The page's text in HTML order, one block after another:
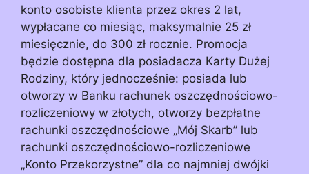
konto osobiste klienta przez okres 2 lat,
wypłacane co miesiąc, maksymalnie 25 zł
miesięcznie, do 300 zł rocznie. Promocja
będzie dostępna dla posiadacza Karty Dużej
Rodziny, który jednocześnie: posiada lub
otworzy w Banku rachunek oszczędnościowo-
rozliczeniowy w złotych, otworzy bezpłatne
rachunki oszczędnościowe „Mój Skarb” lub
rachunki oszczędnościowo-rozliczeniowe
„Konto Przekorzystne” dla co najmniej dwójki